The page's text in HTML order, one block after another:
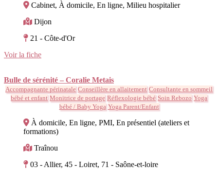
Cabinet, À domicile, En ligne, Milieu hospitalier
Dijon
21 - Côte-d'Or
Voir la fiche
Bulle de sérénité – Coralie Metais
Accompagnante périnatale Conseillère en allaitement Consultante en sommeil
bébé et enfant Monitrice de portage Réflexologie bébé Soin Rebozo Yoga
bébé / Baby Yoga Yoga Parent/Enfant
À domicile, En ligne, PMI, En présentiel (ateliers et
formations)
Traînou
03 - Allier, 45 - Loiret, 71 - Saône-et-loire